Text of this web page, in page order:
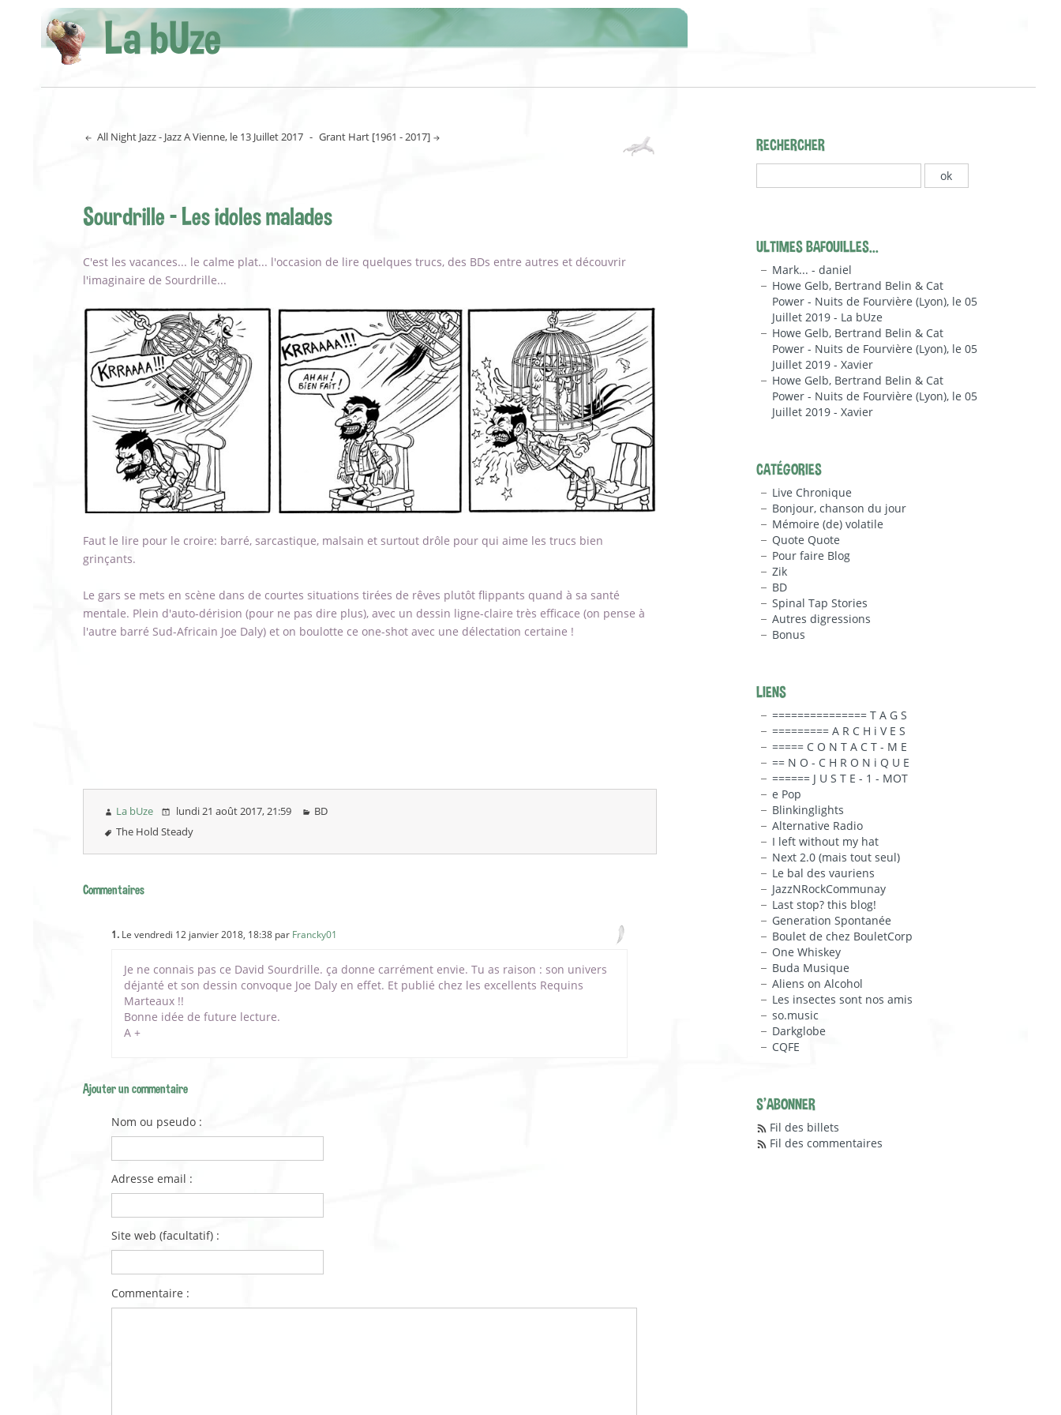
La bUze
All Night Jazz - Jazz A Vienne, le 13 Juillet 2017 - Grant Hart [1961 - 2017]
Sourdrille - Les idoles malades
C'est les vacances... le calme plat... l'occasion de lire quelques trucs, des BDs entre autres et découvrir
l'imaginaire de Sourdrille...
Faut le lire pour le croire: barré, sarcastique, malsain et surtout drôle pour qui aime les trucs bien
grinçants.
Le gars se mets en scène dans de courtes situations tirées de rêves plutôt flippants quand à sa santé
mentale. Plein d'auto-dérision (pour ne pas dire plus), avec un dessin ligne-claire très efficace (on pense à
l'autre barré Sud-Africain Joe Daly) et on boulotte ce one-shot avec une délectation certaine !
La bUze lundi 21 août 2017, 21:59
BD
The Hold Steady
Commentaires
1. Le vendredi 12 janvier 2018, 18:38 par Francky01
Je ne connais pas ce David Sourdrille. ça donne carrément envie. Tu as raison : son univers
déjanté et son dessin convoque Joe Daly en effet. Et publié chez les excellents Requins
Marteaux !!
Bonne idée de future lecture.
A +
Ajouter un commentaire
Nom ou pseudo :
Adresse email :
Site web (facultatif) :
Commentaire :
RECHERCHER
ULTIMES BAFOUILLES...
Mark... - daniel
Howe Gelb, Bertrand Belin & Cat
Power - Nuits de Fourvière (Lyon), le 05
Juillet 2019 - La bUze
Howe Gelb, Bertrand Belin & Cat
Power - Nuits de Fourvière (Lyon), le 05
Juillet 2019 - Xavier
Howe Gelb, Bertrand Belin & Cat
Power - Nuits de Fourvière (Lyon), le 05
Juillet 2019 - Xavier
CATÉGORIES
Live Chronique
Bonjour, chanson du jour
Mémoire (de) volatile
Quote Quote
Pour faire Blog
Zik
BD
Spinal Tap Stories
Autres digressions
Bonus
LIENS
=============== T A G S
========= A R C H i V E S
===== C O N T A C T - M E
== N O - C H R O N i Q U E
====== J U S T E - 1 - MOT
e Pop
Blinkinglights
Alternative Radio
I left without my hat
Next 2.0 (mais tout seul)
Le bal des vauriens
JazzNRockCommunay
Last stop? this blog!
Generation Spontanée
Boulet de chez BouletCorp
One Whiskey
Buda Musique
Aliens on Alcohol
Les insectes sont nos amis
so.music
Darkglobe
CQFE
S'ABONNER
Fil des billets
Fil des commentaires